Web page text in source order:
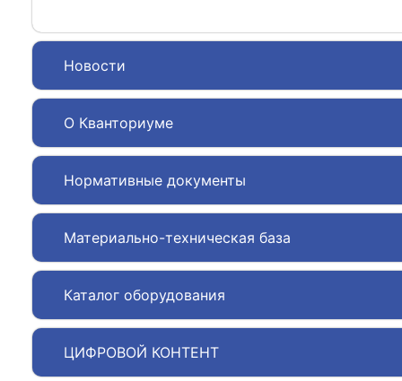
Новости
О Кванториуме
Нормативные документы
Материально-техническая база
Каталог оборудования
ЦИФРОВОЙ КОНТЕНТ